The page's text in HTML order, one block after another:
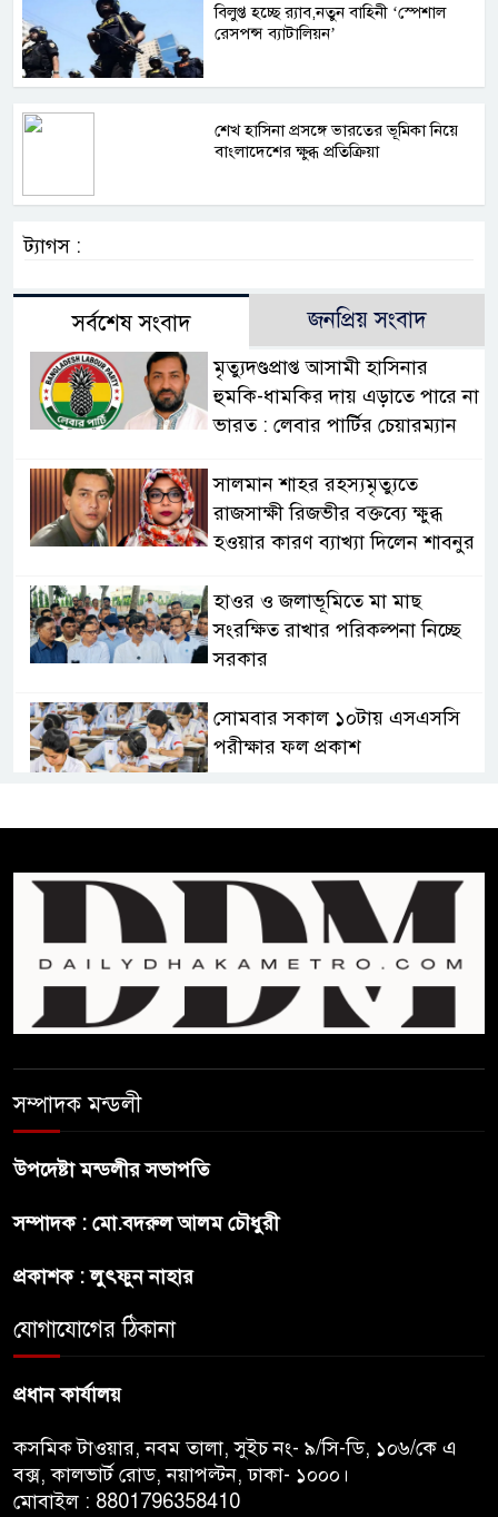
বিলুপ্ত হচ্ছে র‍্যাব,নতুন বাহিনী ‘স্পেশাল
রেসপন্স ব্যাটালিয়ন’
শেখ হাসিনা প্রসঙ্গে ভারতের ভূমিকা নিয়ে
বাংলাদেশের ক্ষুব্ধ প্রতিক্রিয়া
ট্যাগস :
সর্বশেষ সংবাদ জনপ্রিয় সংবাদ
মৃত্যুদণ্ডপ্রাপ্ত আসামী হাসিনার
হুমকি-ধামকির দায় এড়াতে পারে না
ভারত : লেবার পার্টির চেয়ারম্যান
সালমান শাহর রহস্যমৃত্যুতে
রাজসাক্ষী রিজভীর বক্তব্যে ক্ষুব্ধ
হওয়ার কারণ ব্যাখ্যা দিলেন শাবনুর
হাওর ও জলাভূমিতে মা মাছ
সংরক্ষিত রাখার পরিকল্পনা নিচ্ছে
সরকার
সোমবার সকাল ১০টায় এসএসসি
পরীক্ষার ফল প্রকাশ
প্রধানমন্ত্রী
ফিফা সভাপতির বিরুদ্ধে এবার
‘নারী সংক্রান্ত অভিযোগ
ছেলেকে নিয়ে রোনালদোর যে বড়
ট্রাম্পের ৪০ কোটি ডলারের ‘বলরুম
সম্পাদক মন্ডলী
উপদেষ্টা মন্ডলীর সভাপতি
সম্পাদক : মো.বদরুল আলম চৌধুরী
প্রকাশক : লুৎফুন নাহার
যোগাযোগের ঠিকানা
প্রধান কার্যালয়
কসমিক টাওয়ার, নবম তালা, সুইচ নং- ৯/সি-ডি, ১০৬/কে এ
বক্স, কালভার্ট রোড, নয়াপল্টন, ঢাকা- ১০০০।
মোবাইল : 8801796358410